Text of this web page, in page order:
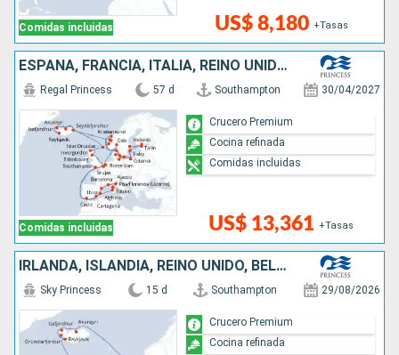
Comidas incluidas US$ 8,180 +Tasas
ESPAÑA, FRANCIA, ITALIA, REINO UNIDO, BÉLGICA, PAISES BAJOS, ALEMANIA, POLONIA, SUECIA, FINLANDIA, ESTONIA, DINAMARCA, NORUEGA, ISLANDIA
Comidas incluidas
Regal Princess 57 d Southampton 30/04/2027
US$ 13,361 +Tasas
Crucero Premium
Cocina refinada
Comidas incluidas
IRLANDA, ISLANDIA, REINO UNIDO, BÉLGICA
Sky Princess 15 d Southampton 29/08/2026
Crucero Premium
Cocina refinada